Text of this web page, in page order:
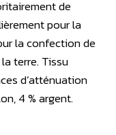
de
pour la
la confection de
terre. Tissu
d’atténuation
4 % argent.